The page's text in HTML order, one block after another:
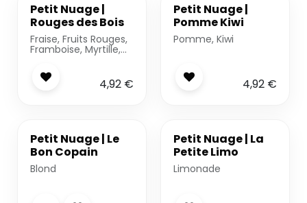
-20%
Petit Nuage |
Rouges des Bois
Fraise, Fruits Rouges,
Framboise, Myrtille,
Cassis, Cerise
4,92€
-20%
Petit Nuage |
Pomme Kiwi
Pomme, Kiwi
4,92€
Petit Nuage | Le
Bon Copain
Blond
-20%
Petit Nuage | La
Petite Limo
Limonade